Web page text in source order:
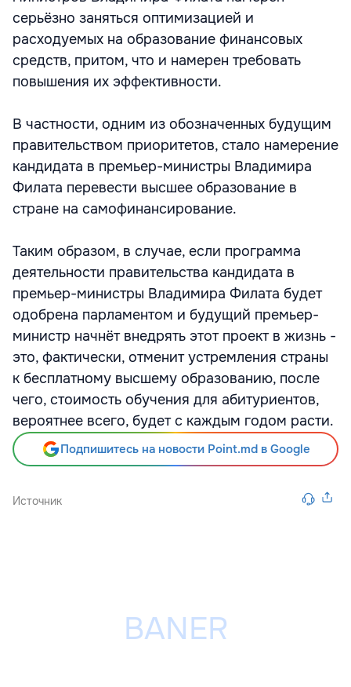
серьёзно заняться оптимизацией и
расходуемых на образование финансовых
средств, притом, что и намерен требовать
повышения их эффективности.
В частности, одним из обозначенных будущим
правительством приоритетов, стало намерение
кандидата в премьер-министры Владимира
Филата перевести высшее образование в
стране на самофинансирование.
Таким образом, в случае, если программа
деятельности правительства кандидата в
премьер-министры Владимира Филата будет
одобрена парламентом и будущий премьер-
министр начнёт внедрять этот проект в жизнь -
это, фактически, отменит устремления страны
к бесплатному высшему образованию, после
чего, стоимость обучения для абитуриентов,
вероятнее всего, будет с каждым годом расти.
Подпишитесь на новости Point.md в Google
Источник